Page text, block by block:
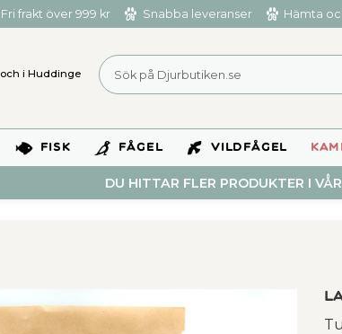
Fri frakt över 999 kr Snabba leveranser Hämta
och i Huddinge
FISK FÅGEL VILDFÅGEL
DU HITTAR FLER PRODUKTER I